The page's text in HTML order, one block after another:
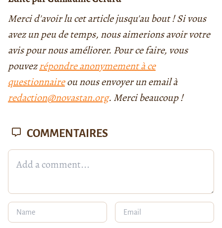
Merci d'avoir lu cet article jusqu'au bout ! Si vous
avez un peu de temps, nous aimerions avoir votre
avis pour nous améliorer. Pour ce faire, vous
pouvezrépondre anonymement à ce
questionnaireou nous envoyer un email à
redaction@novastan.org. Merci beaucoup !
COMMENTAIRES